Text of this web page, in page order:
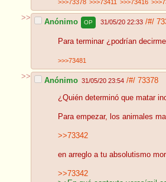
>>>73378 >>>73411 >>>73416
>> Anónimo OP 31/05/20 22:33 /#/
Para terminar ¿podrían
>>>73481
>> Anónimo 31/05/20 23:54 /#/ 73378
¿Quién determinó que matar
Para empezar, los animales
>>73342
en arreglo a tu absolutismo
>>73342